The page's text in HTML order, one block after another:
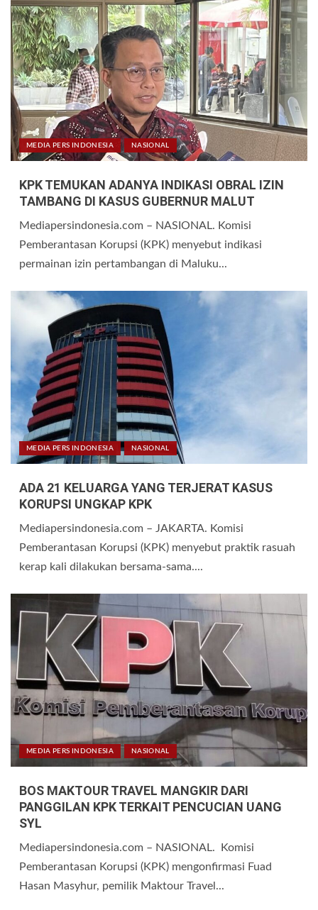
MEDIA PERS INDONESIA NASIONAL
KPK TEMUKAN ADANYA INDIKASI OBRAL IZIN
TAMBANG DI KASUS GUBERNUR MALUT
Mediapersindonesia.com – NASIONAL. Komisi
Pemberantasan Korupsi (KPK) menyebut indikasi
permainan izin pertambangan di Maluku...
MEDIA PERS INDONESIA NASIONAL
ADA 21 KELUARGA YANG TERJERAT KASUS
KORUPSI UNGKAP KPK
Mediapersindonesia.com – JAKARTA. Komisi
Pemberantasan Korupsi (KPK) menyebut praktik rasuah
kerap kali dilakukan bersama-sama....
MEDIA PERS INDONESIA NASIONAL
BOS MAKTOUR TRAVEL MANGKIR DARI
PANGGILAN KPK TERKAIT PENCUCIAN UANG
SYL
Mediapersindonesia.com – NASIONAL. Komisi
Pemberantasan Korupsi (KPK) mengonfirmasi Fuad
Hasan Masyhur, pemilik Maktour Travel...